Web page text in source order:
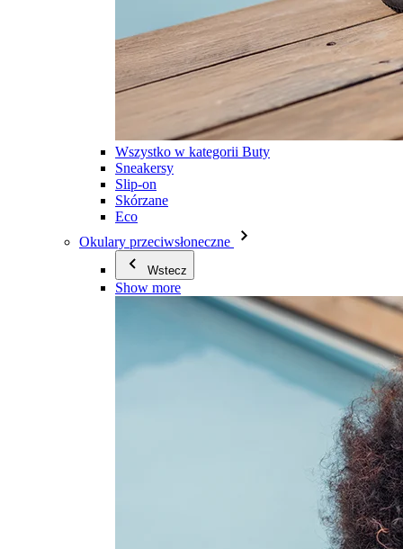
Wszystko w kategorii Buty
Sneakersy
Slip-on
Skórzane
Eco
Okulary przeciwsłoneczne
Wstecz
Show more